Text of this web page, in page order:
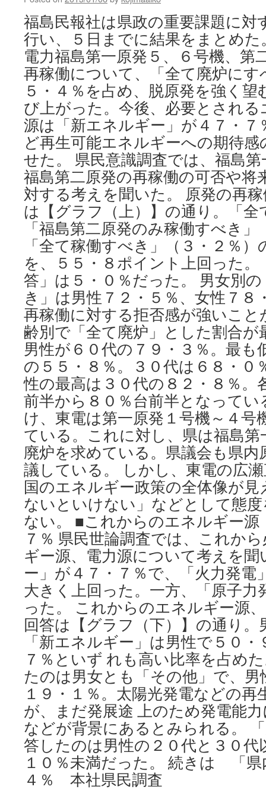
福島民報社は県政の重要課題に対
行い、５日までに結果をまとめた
電力福島第一原発５、６号機、第
再稼働について、「全て廃炉に
５・４％を占め、脱原発を強く
び上がった。今後、必要とされ
源は「新エネルギー」が４７・７
ど再生可能エネルギーへの期待
せた。 県民意識調査では、福島
福島第二原発の再稼働の可否や将
対する考えを聞いた。 原発の再
は【グラフ（上）】の通り。「
「福島第二原発のみ稼働すべき
「全て稼働すべき」（３・２％
を、５５・８ポイント上回った
答」は５・０％だった。 男女別
き」は男性７２・５％、女性７８
再稼働に対する拒否感が強いこ
齢別で「全て廃炉」とした割合
男性が６０代の７９・３％。最も
の５５・８％。３０代は６８・０
性の最高は３０代の８２・８％。
前半から８０％台前半となってい
け、東電は第一原発１号機～４号
ている。これに対し、県は福島第
廃炉を求めている。県議会も県内
議している。 しかし、東電の広
国のエネルギー政策の全体像が
ないといけない」などとして態
ない。 ■これからのエネルギー源
７％ 県民世論調査では、これか
ギー源、電力源について考えを
ー」が４７・７％で、「火力発電
大きく上回った。一方、「原子力
った。 これからのエネルギー源
回答は【グラフ（下）】の通り。
「新エネルギー」は男性で５０
７％といず れも高い比率を占め
たのは男女とも「その他」で、男
１９・１％。太陽光発電などの再
が、まだ発展途 上のため発電能
などが背景にあるとみられる。
答したのは男性の２０代と３０
１０％未満だった。 続きは 「県
４％ 本社県民調査